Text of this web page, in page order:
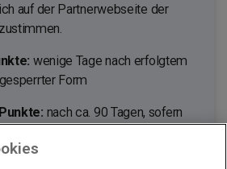
auf der Partnerwebseite der
wenige Tage nach erfolgtem
Form
nach ca. 90 Tagen, sofern